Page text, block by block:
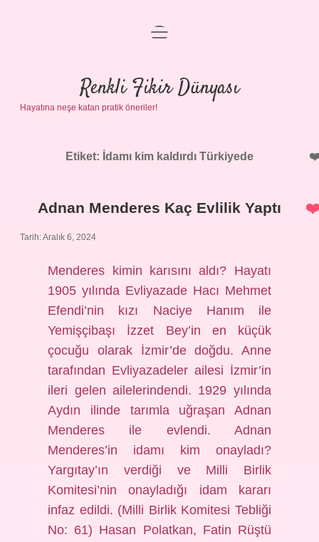
Anasayfa
Gizlilik Politikası
Yasal Uyarı
menüyü
Renkli Fikir Dünyası
Hayatına neşe katan pratik öneriler!
Etiket: İdamı kim kaldırdı Türkiyede
Adnan Menderes Kaç Evlilik Yaptı
Tarih: Aralık 6, 2024
Menderes kimin karısını aldı? Hayatı
1905 yılında Evliyazade Hacı Mehmet
Efendi’nin kızı Naciye Hanım ile
Yemişçibaşı İzzet Bey’in en küçük
çocuğu olarak İzmir’de doğdu. Anne
tarafından Evliyazadeler ailesi İzmir’in
ileri gelen ailelerindendi. 1929 yılında
Aydın ilinde tarımla uğraşan Adnan
Menderes ile evlendi. Adnan
Menderes’in idamı kim onayladı?
Yargıtay’ın verdiği ve Milli Birlik
Komitesi’nin onayladığı idam kararı
infaz edildi. (Milli Birlik Komitesi Tebliği
No: 61) Hasan Polatkan, Fatin Rüştü